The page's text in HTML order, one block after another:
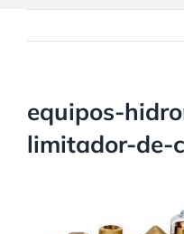
equipos-
limitador-de-